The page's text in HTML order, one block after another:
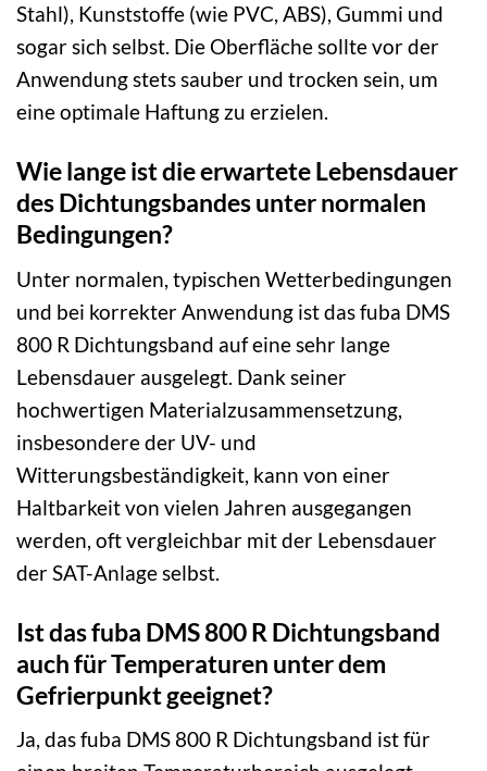
Stahl), Kunststoffe (wie PVC, ABS), Gummi und
sogar sich selbst. Die Oberfläche sollte vor der
Anwendung stets sauber und trocken sein, um
eine optimale Haftung zu erzielen.
Wie lange ist die erwartete Lebensdauer
des Dichtungsbandes unter normalen
Bedingungen?
Unter normalen, typischen Wetterbedingungen
und bei korrekter Anwendung ist das fuba DMS
800 R Dichtungsband auf eine sehr lange
Lebensdauer ausgelegt. Dank seiner
hochwertigen Materialzusammensetzung,
insbesondere der UV- und
Witterungsbeständigkeit, kann von einer
Haltbarkeit von vielen Jahren ausgegangen
werden, oft vergleichbar mit der Lebensdauer
der SAT-Anlage selbst.
Ist das fuba DMS 800 R Dichtungsband
auch für Temperaturen unter dem
Gefrierpunkt geeignet?
Ja, das fuba DMS 800 R Dichtungsband ist für